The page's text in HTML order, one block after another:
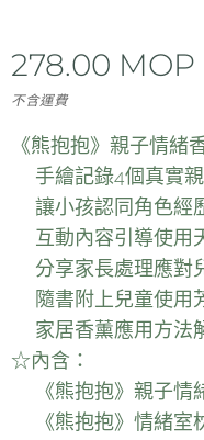
278.00 MOP
不含運費
《熊抱抱》親子情緒
🌈手繪記錄4個真實
🌈讓小孩認同角色經
🌈互動內容引導使
🌈分享家長處理應對
🌈隨書附上兒童使用
🌈家居香薰應用方法
☆內含：
🎁《熊抱抱》親子情
🎁《熊抱抱》情緒室